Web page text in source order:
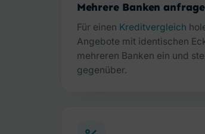
Mehrere Banken
Für einen Kreditvergleich
Angebote mit identischen
mehreren Banken ein und
gegenüber.